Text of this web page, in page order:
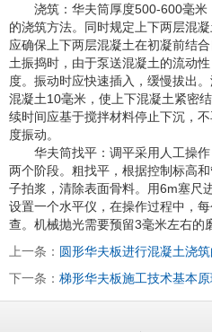
浇筑：华夫筒厚度500-600毫米
的浇筑方法。同时规定上下两层混
应确保上下两层混凝土在初凝前结
土振捣时，由于泵送混凝土的流动
度。振动时应快速插入，缓慢拔出
混凝土10毫米，使上下混凝土紧密
续时间应基于搅拌材料停止下沉，
度振动。
华夫筒找平：调平采用人工操作
两个阶段。粗找平，根据控制标高
子拍浆，清除表面骨料。用6m塞尺
设置一个水平仪，在操作过程中，
查。机械抛光需要预留3毫米左右的
上一条： 圆形华夫板进行混凝土浇
下一条： 梯形华夫板施工技术基本